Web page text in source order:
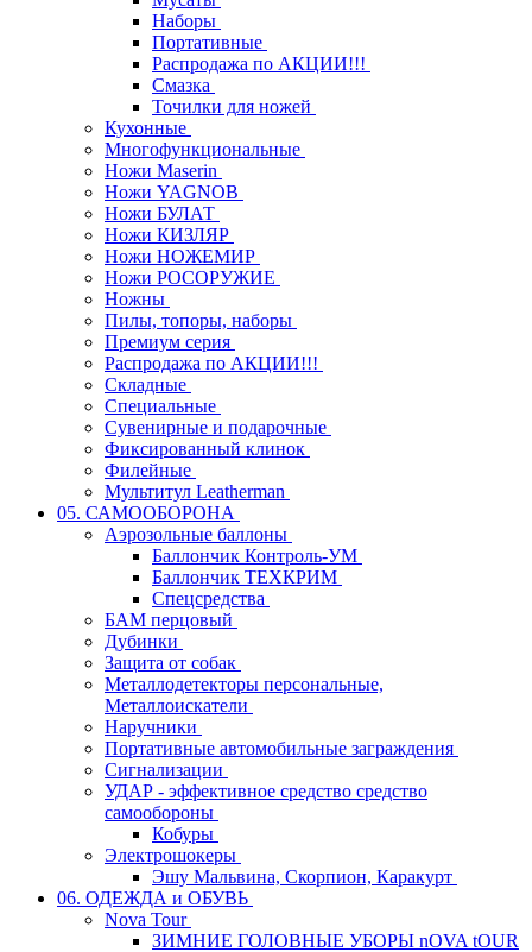
Наборы
Портативные
Распродажа по АКЦИИ!!!
Смазка
Точилки для ножей
Кухонные
Многофункциональные
Ножи Maserin
Ножи YAGNOB
Ножи БУЛАТ
Ножи КИЗЛЯР
Ножи НОЖЕМИР
Ножи РОСОРУЖИЕ
Ножны
Пилы, топоры, наборы
Премиум серия
Распродажа по АКЦИИ!!!
Складные
Специальные
Сувенирные и подарочные
Фиксированный клинок
Филейные
Мультитул Leatherman
05. САМООБОРОНА
Аэрозольные баллоны
Баллончик Контроль-УМ
Баллончик ТЕХКРИМ
Спецсредства
БАМ перцовый
Дубинки
Защита от собак
Металлодетекторы персональные,
Металлоискатели
Наручники
Портативные автомобильные заграждения
Сигнализации
УДАР - эффективное средство средство
самообороны
Кобуры
Электрошокеры
Эшу Мальвина, Скорпион, Каракурт
06. ОДЕЖДА и ОБУВЬ
Nova Tour
ЗИМНИЕ ГОЛОВНЫЕ УБОРЫ nOVA tOUR